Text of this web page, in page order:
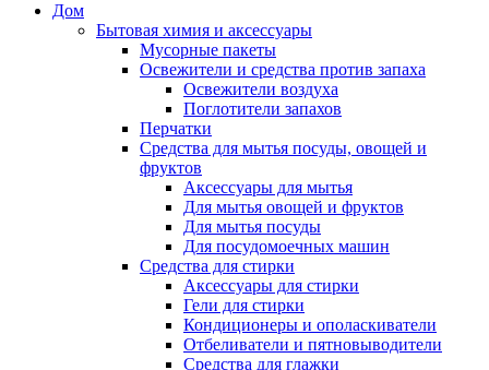
Дом
Бытовая химия и аксессуары
Мусорные пакеты
Освежители и средства против запаха
Освежители воздуха
Поглотители запахов
Перчатки
Средства для мытья посуды, овощей и
фруктов
Аксессуары для мытья
Для мытья овощей и фруктов
Для мытья посуды
Для посудомоечных машин
Средства для стирки
Аксессуары для стирки
Гели для стирки
Кондиционеры и ополаскиватели
Отбеливатели и пятновыводители
Средства для глажки